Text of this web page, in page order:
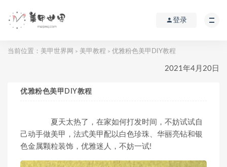
登录
当前位置： 美甲世界网 > 美甲教程 > 优雅粉色美甲DIY教程
2021年4月20日
优雅粉色美甲DIY教程
夏天太热了，在家如何打发时间，不妨试试自
己动手做美甲，法式美甲配以白色珍珠、华丽亮钻和银
色金属颗粒装饰，优雅迷人，不妨一试!